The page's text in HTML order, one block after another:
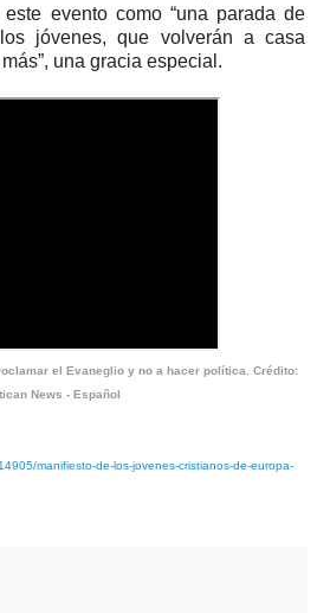
evento como “una parada de
jóvenes, que volverán a casa
una gracia especial.
el Evaneglio y no a hacer política. Crédito:
News - Español
manifiesto-de-los-jovenes-cristianos-de-europa-